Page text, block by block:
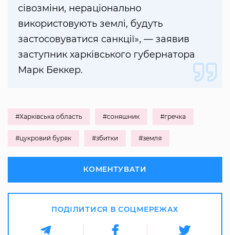
сівозміни, нераціонально
використовують землі, будуть
застосовуватися санкції», — заявив
заступник харківського губернатора
Марк Беккер.
#Харківська область #соняшник #гречка
#цукровий буряк #збитки #земля
КОМЕНТУВАТИ
ПОДІЛИТИСЯ В СОЦМЕРЕЖАХ